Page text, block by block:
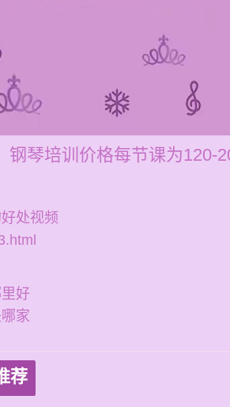
钢琴培训价格每节课为120-
处视频
好
家
荐